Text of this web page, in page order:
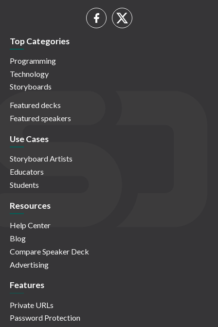
Top Categories
Programming
Technology
Storyboards
Featured decks
Featured speakers
Use Cases
Storyboard Artists
Educators
Students
Resources
Help Center
Blog
Compare Speaker Deck
Advertising
Features
Private URLs
Password Protection